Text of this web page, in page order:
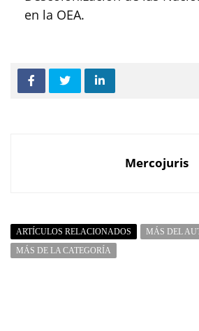
en la OEA.
Mercojuris
ARTÍCULOS RELACIONADOS
MÁS DEL
MÁS DE LA CATEGORÍA